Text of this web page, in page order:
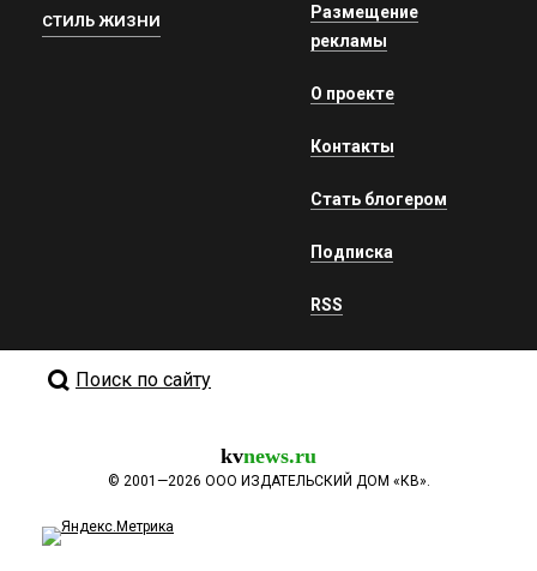
СТИЛЬ ЖИЗНИ
Размещение
рекламы
О проекте
Контакты
Стать блогером
Подписка
RSS
Поиск по сайту
kvnews.ru
© 2001—2026 ООО ИЗДАТЕЛЬСКИЙ ДОМ «КВ».